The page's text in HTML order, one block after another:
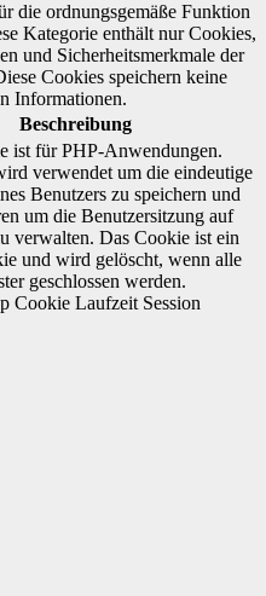
die ordnungsgemäße Funktion
Kategorie enthält nur Cookies,
und Sicherheitsmerkmale der
Cookies speichern keine
Informationen.
Beschreibung
ist für PHP-Anwendungen.
verwendet um die eindeutige
Benutzers zu speichern und
um die Benutzersitzung auf
verwalten. Das Cookie ist ein
und wird gelöscht, wenn alle
geschlossen werden.
Cookie Laufzeit Session